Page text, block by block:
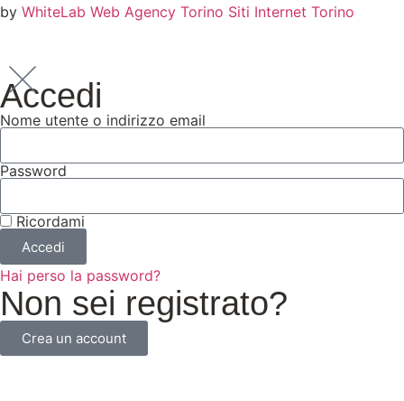
by WhiteLab Web Agency Torino Siti Internet Torino
Accedi
Nome utente o indirizzo email
Password
Ricordami
Accedi
Hai perso la password?
Non sei registrato?
Crea un account